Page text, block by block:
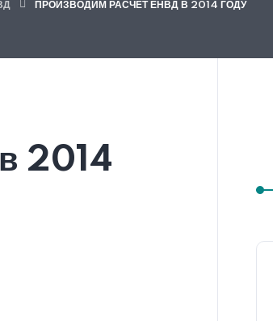
ПРОИЗВОДИМ РАСЧЕТ ЕНВД В 2014 ГОДУ
2014